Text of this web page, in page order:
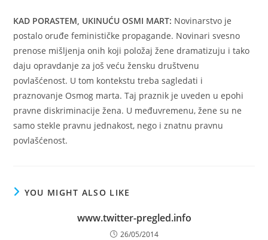
KAD PORASTEM, UKINUĆU OSMI MART: Novinarstvo je
postalo oruđe feminističke propagande. Novinari svesno
prenose mišljenja onih koji položaj žene dramatizuju i tako
daju opravdanje za još veću žensku društvenu
povlašćenost. U tom kontekstu treba sagledati i
praznovanje Osmog marta. Taj praznik je uveden u epohi
pravne diskriminacije žena. U međuvremenu, žene su ne
samo stekle pravnu jednakost, nego i znatnu pravnu
povlašćenost.
YOU MIGHT ALSO LIKE
www.twitter-pregled.info
26/05/2014